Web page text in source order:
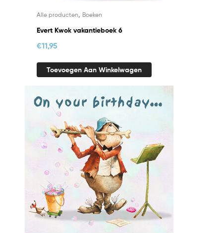
Alle producten Boeken
Evert Kwok vakantieboek 6
€11,95
Toevoegen Aan Winkelwagen